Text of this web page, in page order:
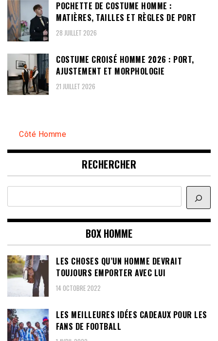
POCHETTE DE COSTUME HOMME :
MATIÈRES, TAILLES ET RÈGLES DE PORT
28 JUILLET 2026
COSTUME CROISÉ HOMME 2026 : PORT,
AJUSTEMENT ET MORPHOLOGIE
21 JUILLET 2026
Côté Homme
RECHERCHER
BOX HOMME
LES CHOSES QU’UN HOMME DEVRAIT
TOUJOURS EMPORTER AVEC LUI
14 OCTOBRE 2022
LES MEILLEURES IDÉES CADEAUX POUR LES
FANS DE FOOTBALL